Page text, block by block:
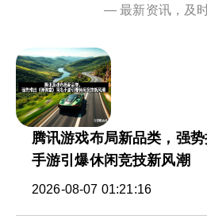
— 最新资讯，及
腾讯游戏布局新品类，强
手游引爆休闲竞技新风潮
2026-08-07 01:21:16